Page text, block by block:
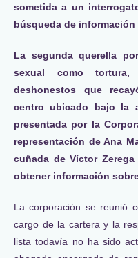
sometida a un
búsqueda de información
La segunda querella
sexual como
deshonestos que
centro ubicado bajo la
presentada por la
representación de Ana
cuñada de Víctor
obtener información
La corporación se reunió
cargo de la cartera y la
lista todavía no ha sido